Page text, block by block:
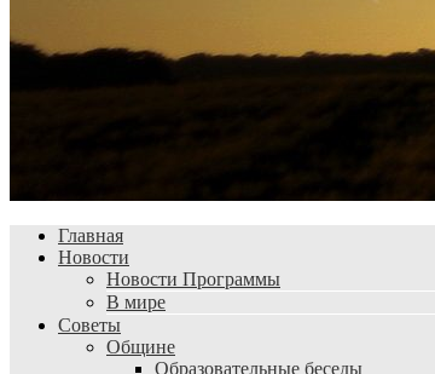
Главная
Новости
Новости Программы
В мире
Советы
Общине
Образовательные беседы